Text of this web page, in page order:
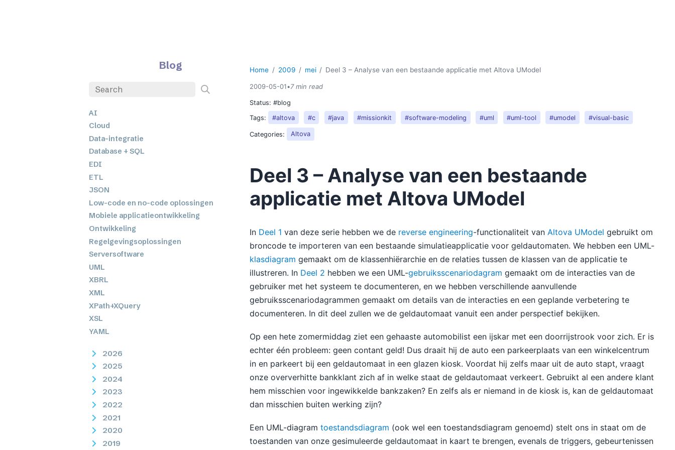
Blog
AI
Cloud
Data-integratie
Database + SQL
EDI
ETL
JSON
Low-code en no-code oplossingen
Mobiele applicatieontwikkeling
Ontwikkeling
Regelgevingsoplossingen
Serversoftware
UML
XBRL
XML
XPath+XQuery
XSL
YAML
2026
2025
2024
2023
2022
2021
2020
2019
Home 2009 mei Deel 3 – Analyse van een bestaande applicatie met Altova UModel
2009-05-01•7 min read
Status:#blog
Tags:
#altova #c #java #missionkit #software-modeling #uml #uml-tool #umodel #visual-basic
Categories: Altova
Deel 3 – Analyse van een bestaande
applicatie met Altova UModel
In Deel 1 van deze serie hebben we de reverse engineering-functionaliteit vanAltova UModel gebruikt om
broncode te importeren van een bestaande simulatieapplicatie voor geldautomaten. We hebben een UML-
klasdiagram gemaakt om de klassenhiërarchie en de relaties tussen de klassen van de applicatie te
illustreren. In Deel 2 hebben we een UML-gebruiksscenariodagram gemaakt om de interacties van de
gebruiker met het systeem te documenteren, en we hebben verschillende aanvullende
gebruiksscenariodagrammen gemaakt om details van de interacties en een geplande verbetering te
documenteren. In dit deel zullen we de geldautomaat vanuit een ander perspectief bekijken.
Op een hete zomermiddag ziet een gehaaste automobilist een ijskar met een doorrijstrook voor zich. Er is
echter één probleem: geen contant geld! Dus draait hij de auto een parkeerplaats van een winkelcentrum
in en parkeert bij een geldautomaat in een glazen kiosk. Voordat hij zelfs maar uit de auto stapt, vraagt
onze oververhitte bankklant zich af in welke staat de geldautomaat verkeert. Gebruikt al een andere klant
hem misschien voor ingewikkelde bankzaken? En zelfs als er niemand in de kiosk is, kan de geldautomaat
dan misschien buiten werking zijn?
Een UML-diagramtoestandsdiagram (ook wel een toestandsdiagram genoemd) stelt ons in staat om de
toestanden van onze gesimuleerde geldautomaat in kaart te brengen, evenals de triggers, gebeurtenissen